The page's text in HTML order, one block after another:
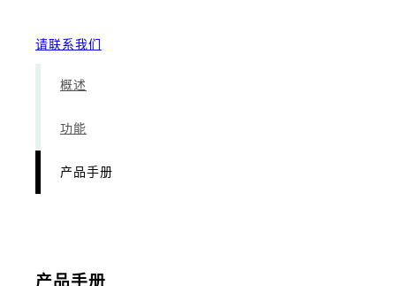
请联系我们
概述
功能
产品手册
产品手册